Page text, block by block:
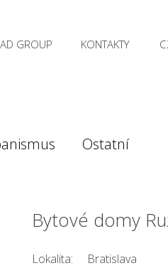
AD GROUP KONTAKTY
Ostatní
Bytové domy
Lokalita: Bratislava